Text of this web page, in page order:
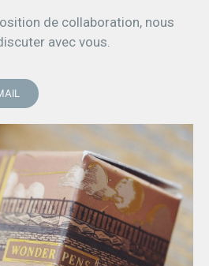
de collaboration, nous
avec vous.